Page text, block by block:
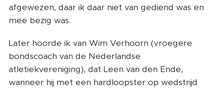
afgewezen, daar ik daar niet van gediend was en
mee bezig was.
Later hoorde ik van Wim Verhoorn (vroegere
bondscoach van de Nederlandse
atletiekvereniging), dat Leen van den Ende,
wanneer hij met een hardloopster op wedstrijd